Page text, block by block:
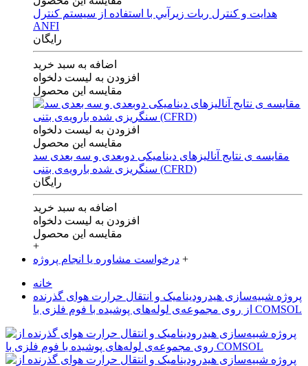
هدايت و كنترل ربات زيرآبي با استفاده از سيستم كنترل
ANFI
رایگان
اضافه به سبد خرید
افزودن به لیست دلخواه
مقایسه این محصول
افزودن به لیست دلخواه
مقایسه این محصول
مقایسه ی‌ نتایج آنالیزهای‌ دینامیکی‌ دوبعدی‌ و‌ سه بعدی‌ سد
سنگریزی‌ شده با‌رویه‌ی‌ بتنی‌ (CFRD)
رایگان
اضافه به سبد خرید
افزودن به لیست دلخواه
مقایسه این محصول
+
درخواست مشاوره یا انجام پروژه +
خانه
پروژه شبیه‌سازی هیدرودینامیک و انتقال حرارت هوای گذرنده
از روی مجموعه‌ی لوله‌های پوشیده با فوم فلزی با COMSOL